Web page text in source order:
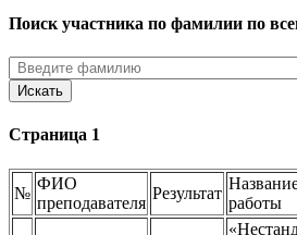
Поиск участника по фамилии по
Страница 1
№
ФИО
преподавателя
Результат
работы